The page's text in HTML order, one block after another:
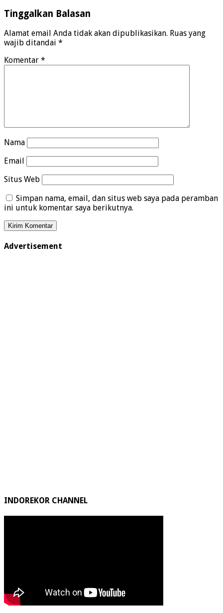
Tinggalkan Balasan
Alamat email Anda tidak akan dipublikasikan. Ruas yang
wajib ditandai *
Komentar *
Nama
Email
Situs Web
Simpan nama, email, dan situs web saya pada peramban
ini untuk komentar saya berikutnya.
Advertisement
INDOREKOR CHANNEL